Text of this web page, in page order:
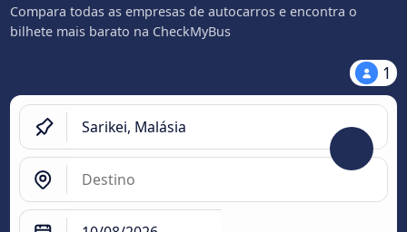
Compara todas as empresas de autocarros e encontra o
bilhete mais barato na CheckMyBus
1